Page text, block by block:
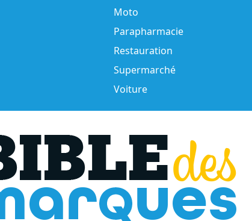
Moto
Parapharmacie
Restauration
Supermarché
Voiture